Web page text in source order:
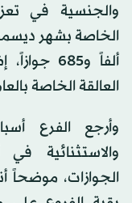
والجنسية في
ألفاً
العالقة الخاصة
وأرجع الفرع
والاستثنائية
الجوازات، موضحاً